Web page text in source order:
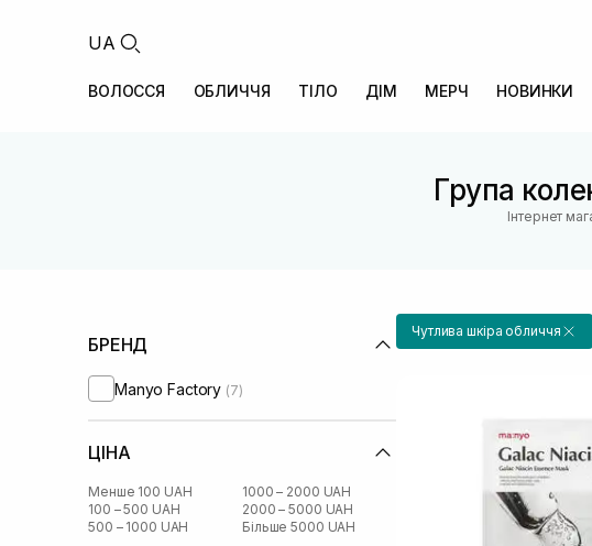
UA
ВОЛОССЯ ОБЛИЧЧЯ ТІЛО ДІМ МЕРЧ НОВИНКИ
Група
Інтернет
БРЕНД
Manyo Factory (7)
ЦІНА
Менше 100 UAH
100 – 500 UAH
500 – 1000 UAH
1000 – 2000 UAH
2000 – 5000 UAH
Більше 5000 UAH
Чутлива шкіра обличчя